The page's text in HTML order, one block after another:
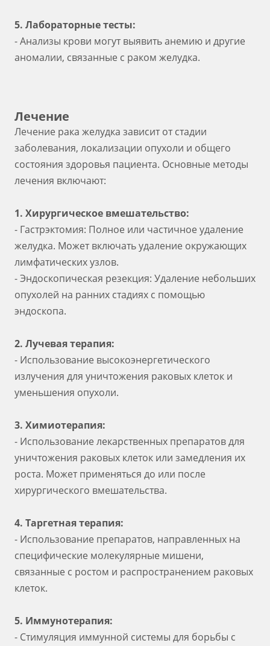
5. Лабораторные тесты:
- Анализы крови могут выявить анемию и другие
аномалии, связанные с раком желудка.
Лечение
Лечение рака желудка зависит от стадии
заболевания, локализации опухоли и общего
состояния здоровья пациента. Основные методы
лечения включают:
1. Хирургическое вмешательство:
- Гастрэктомия: Полное или частичное удаление
желудка. Может включать удаление окружающих
лимфатических узлов.
- Эндоскопическая резекция: Удаление небольших
опухолей на ранних стадиях с помощью
эндоскопа.
2. Лучевая терапия:
- Использование высокоэнергетического
излучения для уничтожения раковых клеток и
уменьшения опухоли.
3. Химиотерапия:
- Использование лекарственных препаратов для
уничтожения раковых клеток или замедления их
роста. Может применяться до или после
хирургического вмешательства.
4. Таргетная терапия:
- Использование препаратов, направленных на
специфические молекулярные мишени,
связанные с ростом и распространением раковых
клеток.
5. Иммунотерапия:
- Стимуляция иммунной системы для борьбы с